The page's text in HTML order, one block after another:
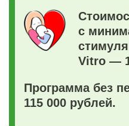
с
Vitro —
Программа без
115 000 рублей.